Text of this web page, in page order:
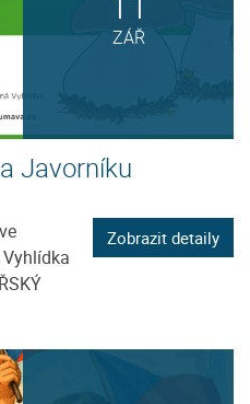
ZÁŘ
Javorníku
Zobrazit detaily